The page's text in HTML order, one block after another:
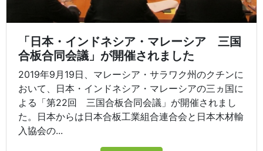
「日本・インドネシア・マレーシア 三国
合板合同会議」が開催されました
2019年9月19日、マレーシア・サラワク州のクチンに
おいて、日本・インドネシア・マレーシアの三ヵ国に
よる「第22回 三国合板合同会議」が開催されまし
た。日本からは日本合板工業組合連合会と日本木材輸
入協会の...